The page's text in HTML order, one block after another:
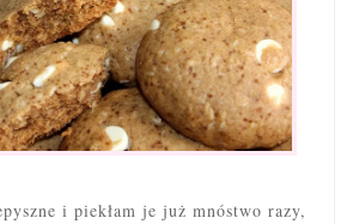
i piekłam je już mnóstwo razy,